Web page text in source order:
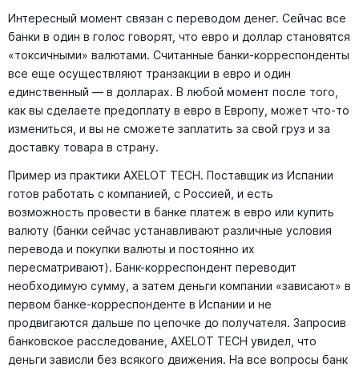
Интересный момент связан с переводом денег. Сейчас все
банки в один в голос говорят, что евро и доллар становятся
«токсичными» валютами. Считанные банки-корреспонденты
все еще осуществляют транзакции в евро и один
единственный — в долларах. В любой момент после того,
как вы сделаете предоплату в евро в Европу, может что-то
измениться, и вы не сможете заплатить за свой груз и за
доставку товара в страну.
Пример из практики AXELOT TECH. Поставщик из Испании
готов работать с компанией, с Россией, и есть
возможность провести в банке платеж в евро или купить
валюту (банки сейчас устанавливают различные условия
перевода и покупки валюты и постоянно их
пересматривают). Банк-корреспондент переводит
необходимую сумму, а затем деньги компании «зависают» в
первом банке-корреспонденте в Испании и не
продвигаются дальше по цепочке до получателя. Запросив
банковское расследование, AXELOT TECH увидел, что
деньги зависли без всякого движения. На все вопросы банк